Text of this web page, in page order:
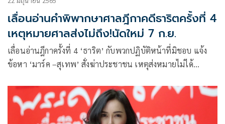
เลื่อนอ่านคำพิพากษาศาลฎีกาคดีธาริตครั้งที่ 4
เหตุหมายศาลส่งไม่ถึง!นัดใหม่ 7 ก.ย.
เลื่อนอ่านฎีกาครั้งที่ 4 ‘ธาริต’ กับพวกปฏิบัติหน้าที่มิชอบ แจ้ง
ข้อหา ‘มาร์ค –สุเทพ’ สั่งฆ่าประชาชน เหตุส่งหมายไม่ได้